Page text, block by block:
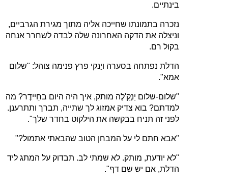
בינתיים.
נזכרה בתמונתו שחייכה אליה מתוך מגירת הגרביים,
וניצלה את הדקה האחרונה שלה לבדה לשחרר אנחה
בקול רם.
הדלת נפתחה בסערה ויַנקי פרץ פנימה צוהל: "שלום
אמא".
"שלום‑שלום יַנְקַ'לֶה מותק, איך היה היום בחֵיידֶר? מה
למדתם? בוא צדיק אמזוג לך שתייה, תברך ותתרענן.
לפני זה תניח בבקשה את הילקוט בחדר שלך".
"אבא חתם לי על המבחן הטוב שהבאתי אתמול?"
"לא יודעת, מותק. לא שמתי לב. תבדוק על המתג ליד
הדלת, אם יש שם דף".